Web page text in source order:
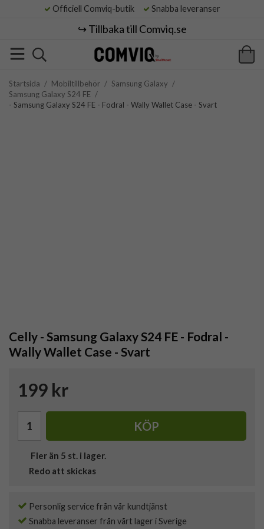
Officiell Comviq-butik Snabba leveranser
↪️ Tillbaka till Comviq.se
Startsida / Mobiltillbehör / Samsung Galaxy /
Samsung Galaxy S24 FE /
- Samsung Galaxy S24 FE - Fodral - Wally Wallet Case - Svart
Celly - Samsung Galaxy S24 FE - Fodral -
Wally Wallet Case - Svart
199 kr
KÖP
Fler än 5 st. i lager.
Redo att skickas
Personlig service från vår kundtjänst
Snabba leveranser från vårt lager i Sverige